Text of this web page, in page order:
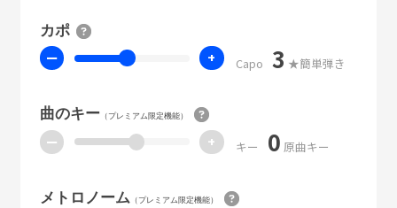
カポ
ー + Capo 3 ★簡単弾き
曲のキー（プレミアム限定機能）
ー + キー 0 原曲キー
メトロノーム （プレミアム限定機能）